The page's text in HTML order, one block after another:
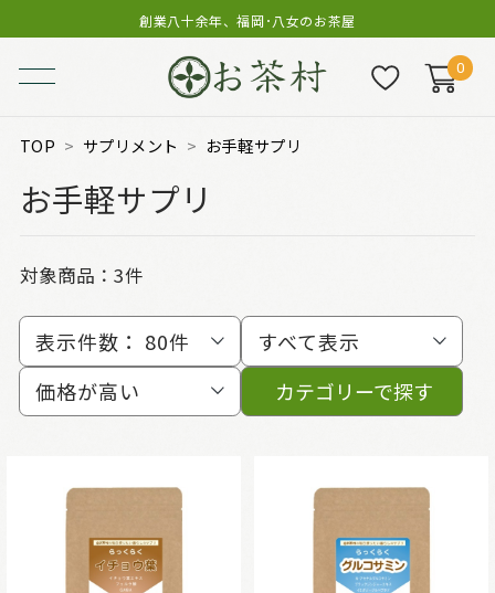
創業八十余年、福岡･八女のお茶屋
0
TOP サプリメント お手軽サプリ
お手軽サプリ
対象商品： 3件
表示件数： 80件
すべて表示
価格が高い
カテゴリーで探す